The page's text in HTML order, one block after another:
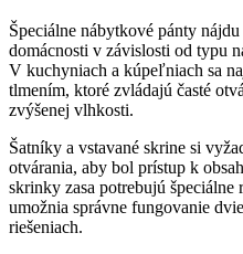
Špeciálne nábytkové pánty
domácnosti v závislosti od typu
V kuchyniach a kúpeľniach sa
tlmením, ktoré zvládajú časté
zvýšenej vlhkosti.
Šatníky a vstavané skrine si
otvárania, aby bol prístup k
skrinky zasa potrebujú
umožnia správne fungovanie
riešeniach.